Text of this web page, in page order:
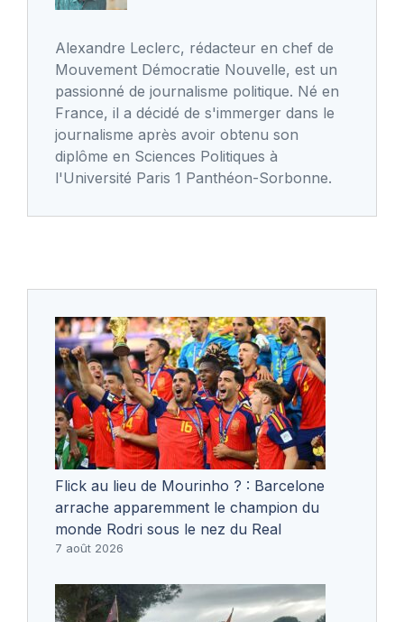
Alexandre Leclerc, rédacteur en chef de
Mouvement Démocratie Nouvelle, est un
passionné de journalisme politique. Né en
France, il a décidé de s'immerger dans le
journalisme après avoir obtenu son
diplôme en Sciences Politiques à
l'Université Paris 1 Panthéon-Sorbonne.
Flick au lieu de Mourinho ? : Barcelone
arrache apparemment le champion du
monde Rodri sous le nez du Real
7 août 2026